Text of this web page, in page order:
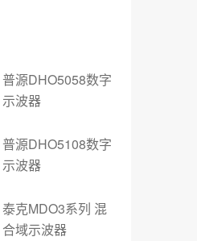
普源DHO5058数字
示波器
普源DHO5108数字
示波器
泰克MDO3系列 混
合域示波器